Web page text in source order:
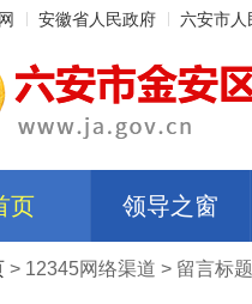
安徽省人民政府 六安市人
页 领导之窗
> 12345网络渠道 > 留言标题